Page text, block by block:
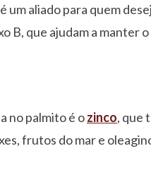
um aliado para quem
B, que ajudam a manter
no palmito é ozinco, que
frutos do mar e